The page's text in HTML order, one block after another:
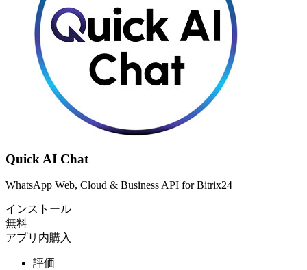
Quick AI Chat
WhatsApp Web, Cloud & Business API for Bitrix24
インストール
無料
アプリ内購入
評価